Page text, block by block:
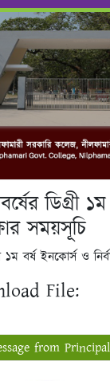
ডিগ্রী
সময়সূচি
১ম বর্ষ ইনকোর্স ও
File:
from Principal